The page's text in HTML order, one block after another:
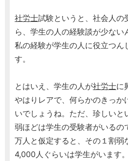
社労士試験というと、社会人の
ら、学生の人の経験談が少ない
私の経験が学生の人に役立つん
す。
とはいえ、学生の人が社労士に
やはりレアで、何らかのきっか
いでしょうね。ただ、珍しいと
弱ほどは学生の受験者がいるの
万人と仮定すると、その１割弱
4,000人ぐらいは学生がいます。